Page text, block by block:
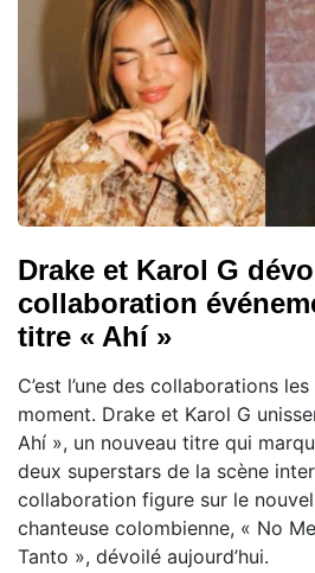
Drake et Karol G
collaboration
titre « Ahí »
C’est l’une des collaborations
moment. Drake et Karol G
Ahí », un nouveau titre qui
deux superstars de la scène
collaboration figure sur le
chanteuse colombienne, « No
Tanto », dévoilé aujourd’hui.